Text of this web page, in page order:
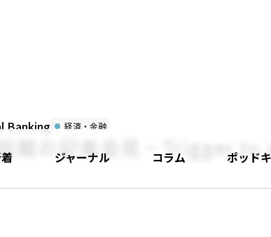
ジャーナル コラム ポッド
Banking 経済・金融
裁の記者会見－Trigger to